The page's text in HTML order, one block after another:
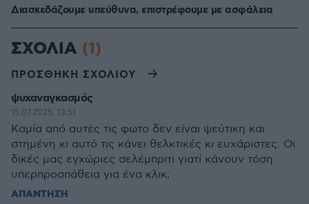
Διασκεδάζουμε υπεύθυνα, επιστρέφουμε με ασφάλεια
ΣΧΟΛΙΑ (1)
ΠΡΟΣΘΗΚΗ ΣΧΟΛΙΟΥ
ψυχαναγκασμός
15.07.2025, 13:51
Καμία από αυτές τις φωτο δεν είναι ψεύτικη και
στημένη κι αυτό τις κάνει θελκτικές κι ευχάριστες. Οι
δικές μας εγχώριες σελέμπριτι γιατί κάνουν τόση
υπερπροσπάθεια για ένα κλικ;
ΑΠΑΝΤΗΣΗ